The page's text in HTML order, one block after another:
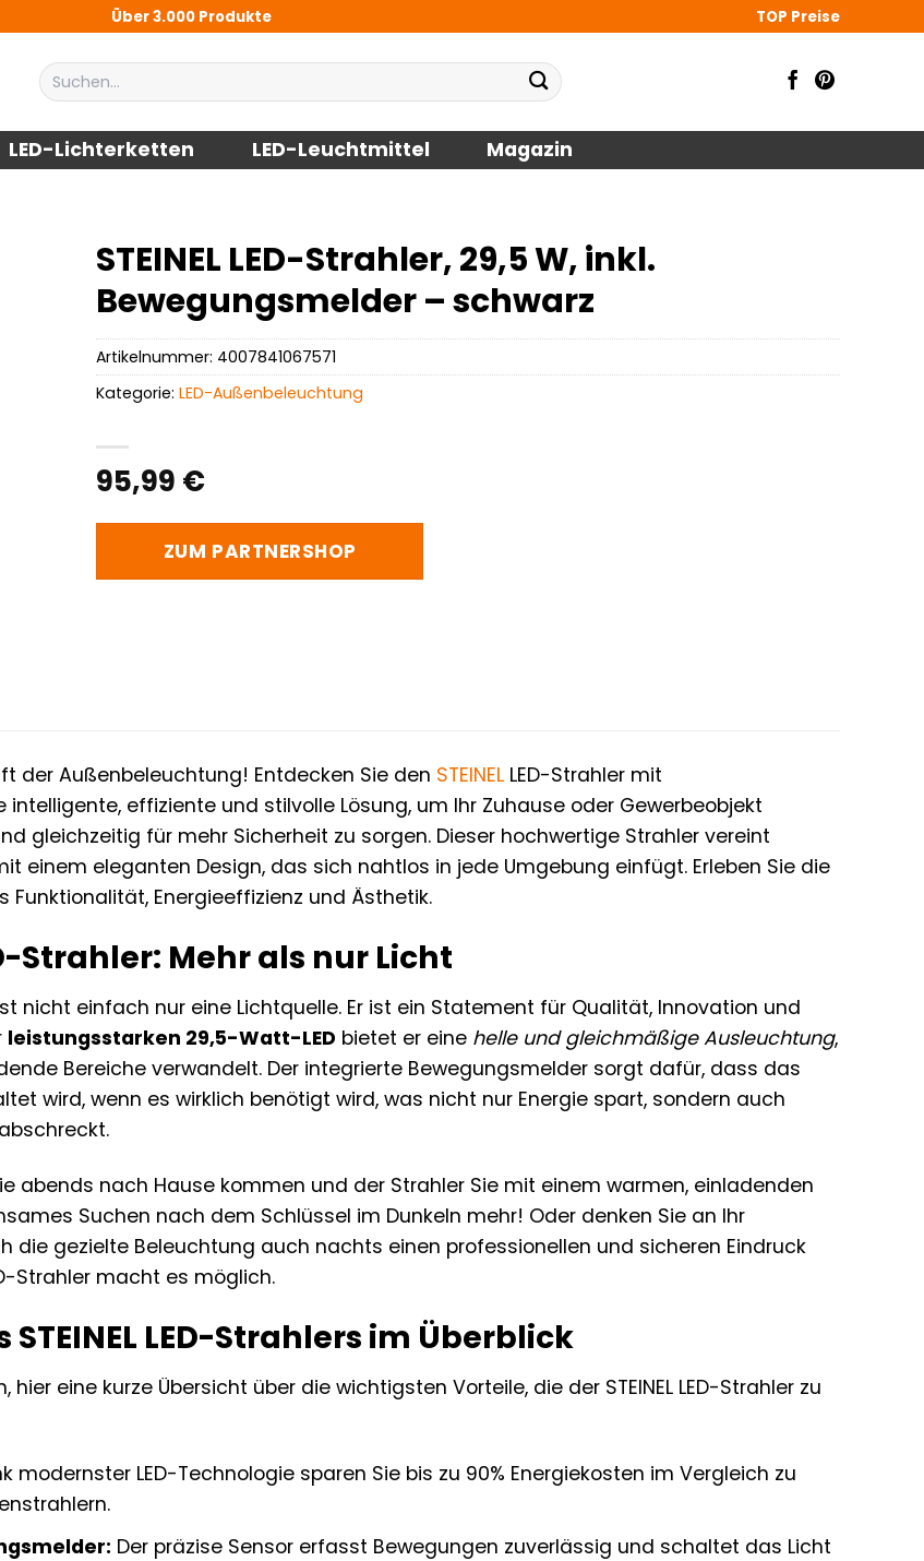
Über 3.000 Produkte TOP Preise
Suchen
nach:
LED-Lichterketten LED-Leuchtmittel Magazin
STEINEL LED-Strahler, 29,5 W, inkl.
Bewegungsmelder – schwarz
95,99 €
ZUM PARTNERSHOP
Artikelnummer: 4007841067571
Kategorie:LED-Außenbeleuchtung
der Außenbeleuchtung! Entdecken Sie den STEINEL LED-Strahler mit
intelligente, effiziente und stilvolle Lösung, um Ihr Zuhause oder Gewerbeobjekt
gleichzeitig für mehr Sicherheit zu sorgen. Dieser hochwertige Strahler vereint
einem eleganten Design, das sich nahtlos in jede Umgebung einfügt. Erleben Sie die
Funktionalität, Energieeffizienz und Ästhetik.
Strahler: Mehr als nur Licht
ist nicht einfach nur eine Lichtquelle. Er ist ein Statement für Qualität, Innovation und
leistungsstarken 29,5-Watt-LED bietet er eine helle und gleichmäßige Ausleuchtung,
Bereiche verwandelt. Der integrierte Bewegungsmelder sorgt dafür, dass das
wird, wenn es wirklich benötigt wird, was nicht nur Energie spart, sondern auch
abends nach Hause kommen und der Strahler Sie mit einem warmen, einladenden
Suchen nach dem Schlüssel im Dunkeln mehr! Oder denken Sie an Ihr
die gezielte Beleuchtung auch nachts einen professionellen und sicheren Eindruck
Strahler macht es möglich.
STEINEL LED-Strahlers im Überblick
hier eine kurze Übersicht über die wichtigsten Vorteile, die der STEINEL LED-Strahler zu
modernster LED-Technologie sparen Sie bis zu 90% Energiekosten im Vergleich zu
Der präzise Sensor erfasst Bewegungen zuverlässig und schaltet das Licht